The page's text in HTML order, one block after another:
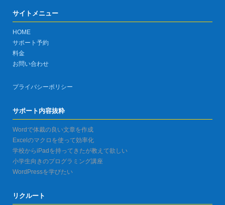
サイトメニュー
HOME
サポート予約
料金
お問い合わせ
プライバシーポリシー
サポート内容抜粋
Wordで体裁の良い文章を作成
Excelのマクロを使って効率化
学校からiPadを持ってきたが教えて欲しい
小学生向きのプログラミング講座
WordPressを学びたい
リクルート